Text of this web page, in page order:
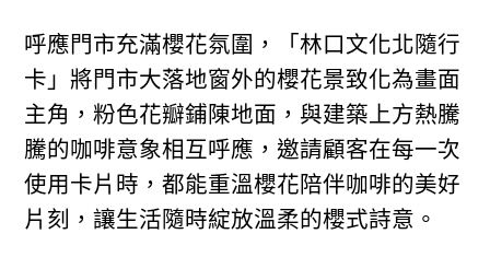
呼應門市充滿櫻花氛圍，「林口文化北隨行
卡」將門市大落地窗外的櫻花景致化為畫面
主角，粉色花瓣鋪陳地面，與建築上方熱騰
騰的咖啡意象相互呼應，邀請顧客在每一次
使用卡片時，都能重溫櫻花陪伴咖啡的美好
片刻，讓生活隨時綻放溫柔的櫻式詩意。